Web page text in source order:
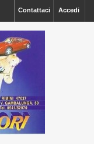
Accedi
Contattaci